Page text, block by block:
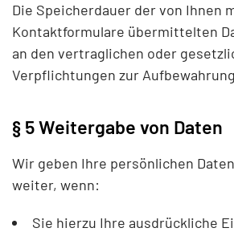
Die Speicherdauer der von Ihnen
Kontaktformulare übermittelten
an den vertraglichen oder
Verpflichtungen zur
§ 5 Weitergabe von Daten
Wir geben Ihre persönlichen
weiter, wenn:
Sie hierzu Ihre ausdrückliche